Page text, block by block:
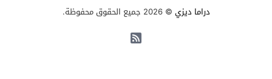
دراما ديزي © 2026 جميع الحقوق محفوظة.